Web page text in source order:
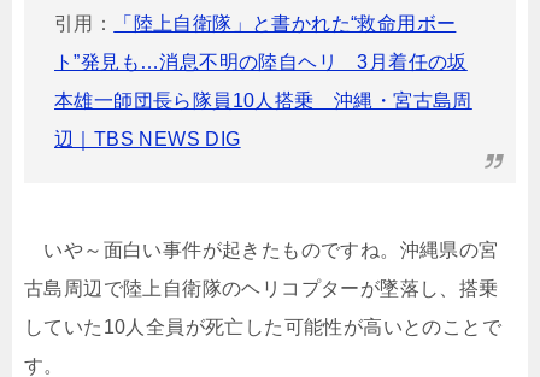
引用：
「陸上自衛隊」と書かれた“救命用ボー
ト”発見も…消息不明の陸自ヘリ 3月着任の坂
本雄一師団長ら隊員10人搭乗 沖縄・宮古島周
辺｜TBS NEWS DIG
いや～面白い事件が起きたものですね。沖縄県の宮
古島周辺で陸上自衛隊のヘリコプターが墜落し、搭乗
していた10人全員が死亡した可能性が高いとのことで
す。